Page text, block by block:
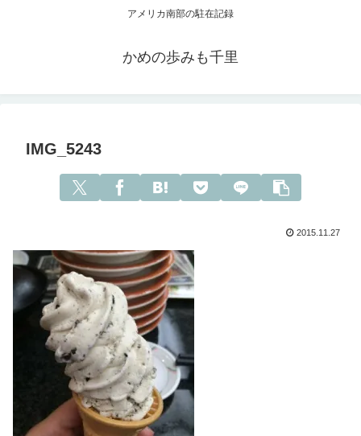
アメリカ南部の駐在記録
かめの歩みも千里
IMG_5243
2015.11.27